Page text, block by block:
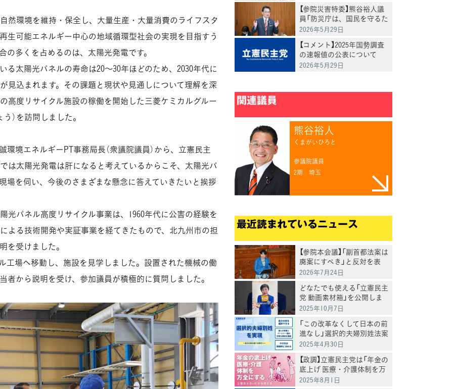
環境を維持・保全し、大量生産・大量消費のライフスタ
生可能エネルギー中心の地域循環型社会の実現を目指すう
多くを占めるのは、太陽光発電です。
太陽光パネルの寿命は20～30年ほどのため、2030年代に
見込まれます。その課題と現状や見通しについて理解を深
高度リサイクル施設の稼働を開始した三菱ケミカルグルー
）を訪問しました。
境エネルギーPT事務局長（衆議院議員）から、立憲民主
は太陽光発電は肝になると考えているからこそ、太陽光パ
場を伺い、今後のさまざまな懸念に答えていきたいと挨拶
パネル高度リサイクル事業は、1960年代に公害の経験を
よる技術開発や実証事業を経てきたもので、北九州市の担
を受けました。
場へ移動し、施設を見学しました。設置された機械の働
者から説明を受け、参加議員が積極的に質問しました。
【参院災害特委】熊谷裕人議
員「防災庁は、国民を守るた
めの司令塔として発災時か
を」
2026年5月29日
【コメント】2025年国勢調査
の速報値の公表について
2026年5月29日
関連議員
熊谷裕人
くまがいひろと
参議院議員
2期埼玉
最近読まれているニュース
【参院本会議】「副首都法案は
廃案にすべき」と反対を表
明 岸真紀子議員
2026年7月24日
どなたでも使える「立憲民主
党 動画素材箱」を公開しま
した
2025年10月7日
「この改革なくして日本の前
進なし」選択的夫婦別姓法案
を提出
2025年4月30日
【政調】立憲民主党は「年金の
底上げ 医療・介護体制を万
全にする」
2025年8月1日